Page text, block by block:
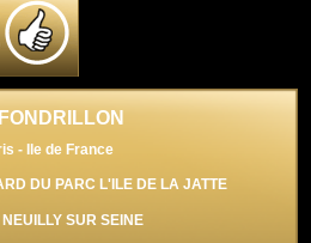
- Ile de France
DU PARC L'ILE DE LA JATTE
NEUILLY SUR SEINE